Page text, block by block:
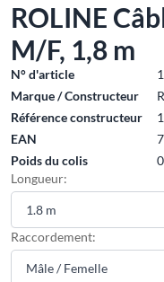
ROLINE
M/F, 1,8 m
N° d'article
Marque / Constructeur
Référence constructeur
EAN
Poids du colis
Longueur:
Raccordement: